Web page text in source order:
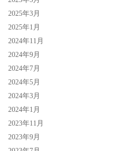
2025年3月
2025年1月
2024年11月
2024年9月
2024年7月
2024年5月
2024年3月
2024年1月
2023年11月
2023年9月